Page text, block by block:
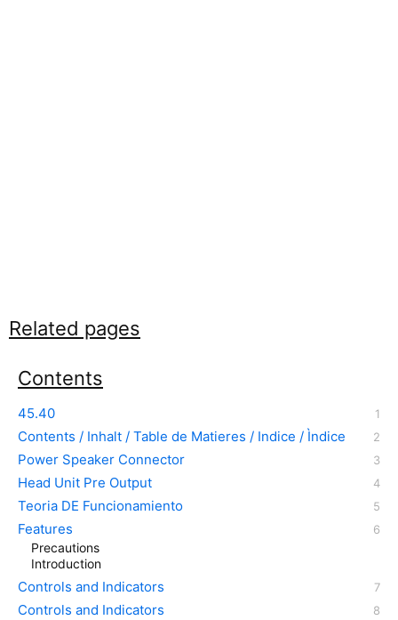
Related pages
Contents
45.40
Contents / Inhalt / Table de Matieres / Indice / Ìndice
Power Speaker Connector
Head Unit Pre Output
Teoria DE Funcionamiento
Features
Precautions
Introduction
Controls and Indicators
Controls and Indicators